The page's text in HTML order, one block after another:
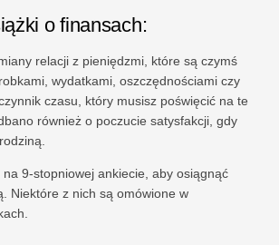
o finansach:
relacji z pieniędzmi, które są czymś
wydatkami, oszczędnościami czy
czasu, który musisz poświęcić na te
również o poczucie satysfakcji, gdy
9-stopniowej ankiecie, aby osiągnąć
Niektóre z nich są omówione w